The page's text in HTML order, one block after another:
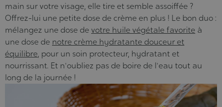
main sur votre visage, elle tire et semble assoiffée ?
Offrez-lui une petite dose de crème en plus ! Le bon duo :
mélangez une dose devotre huile végétale favorite à
une dose de notre crème hydratante douceur et
équilibre, pour un soin protecteur, hydratant et
nourrissant. Et n'oubliez pas de boire de l'eau tout au
long de la journée !